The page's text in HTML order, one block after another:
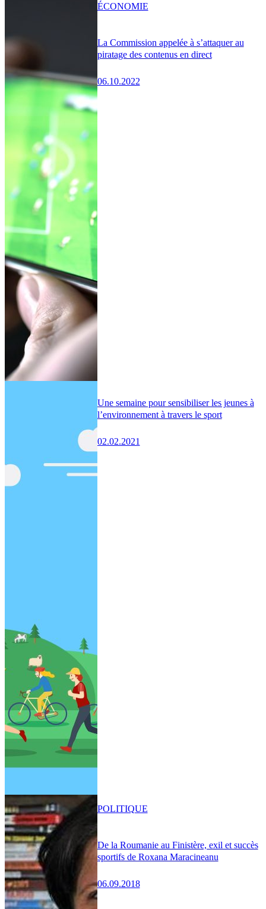
La Commission appelée à s’attaquer au
piratage des contenus en direct
06.10.2022
ÉCONOMIE
Une semaine pour sensibiliser les jeunes à
l’environnement à travers le sport
02.02.2021
De la Roumanie au Finistère, exil et succès
sportifs de Roxana Maracineanu
06.09.2018
POLITIQUE